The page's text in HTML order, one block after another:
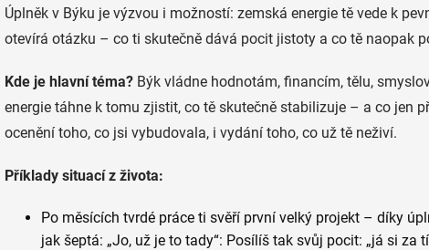
Úplněk v Býku je výzvou i možností: zemská energie tě vede k
otevírá otázku – co ti skutečně dává pocit jistoty a co tě naopak
Kde je hlavní téma? Býk vládne hodnotám, financím, tělu,
energie táhne k tomu zjistit, co tě skutečně stabilizuje – a co jen
ocenění toho, co jsi vybudovala, i vydání toho, co už tě neživí.
Příklady situací z života:
Po měsících tvrdé práce ti svěří první velký projekt – díky
jak šeptá: „Jo, už je to tady“: Posílíš tak svůj pocit: „já si za